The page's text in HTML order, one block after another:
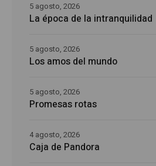
La época de la intranquilidad
5 agosto, 2026
Los amos del mundo
5 agosto, 2026
Promesas rotas
5 agosto, 2026
Caja de Pandora
4 agosto, 2026